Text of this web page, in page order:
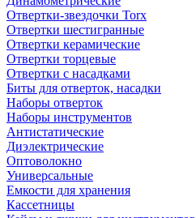
Отвертки-звездочки Torx
Отвертки шестигранные
Отвертки керамические
Отвертки торцевые
Отвертки с насадками
Биты для отверток, насадки
Наборы отверток
Наборы инструментов
Антистатические
Диэлектрические
Оптоволокно
Универсальные
Емкости для хранения
Кассетницы